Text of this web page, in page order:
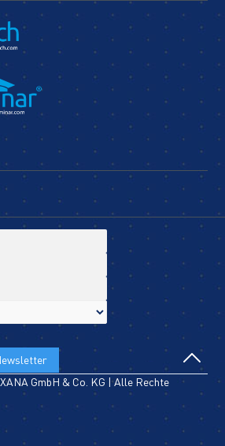
GmbH & Co. KG | Alle Rechte